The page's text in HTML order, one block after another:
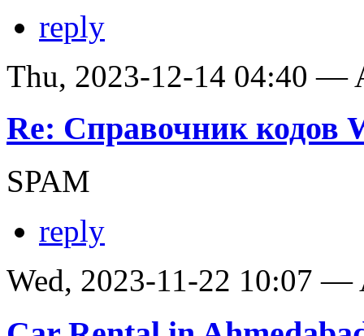
reply
Thu, 2023-12-14 04:40 —
Re: Справочник кодов
SPAM
reply
Wed, 2023-11-22 10:07 —